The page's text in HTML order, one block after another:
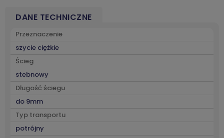
DANE TECHNICZNE
Przeznaczenie
szycie ciężkie
Ścieg
stebnowy
Długość ściegu
do 9mm
Typ transportu
potrójny